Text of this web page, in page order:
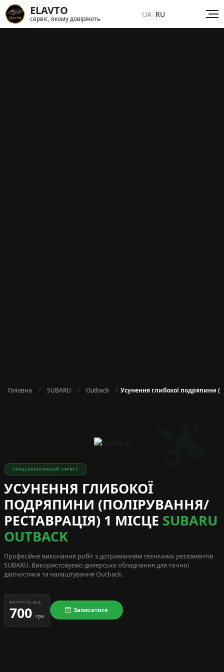
ELAVTO
сервіс, якому довіряють UA| RU
Головна SUBARU Outback Усунення глибокої подряпини
СПЕЦІАЛІЗОВАНИЙ СЕРВІС
УСУНЕННЯ ГЛИБОКОЇ
ПОДРЯПИНИ (ПОЛІРУВАННЯ/
РЕСТАВРАЦІЯ) 1 МІСЦЕ SUBARU
OUTBACK
Професійне виконання робіт з дотриманням технічних регламентів
SUBARU. Використовуємо дилерське обладнання для точної
діагностики та налаштування Outback.
ВАРТІСТЬ ВІД
700 грн
Записатися